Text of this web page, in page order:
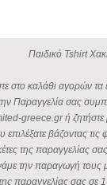
Παιδικό Tshirt
στο καλάθι αγορών
Παραγγελία σας
greece.gr ή ζητήστε
βάζοντας
της παραγγελίας
την παραγωγή τους
παραγγελίας σας σε